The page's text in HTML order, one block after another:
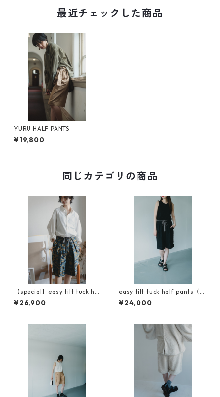
最近チェックした商品
YURU HALF PANTS
¥19,800
同じカテゴリの商品
【special】easy tilt tuck hal
f pants（イージーチルトタッ
クハーフパンツ）
¥26,900
easy tilt tuck half pants（イ
ージーチルトタックハーフパ
ンツ）
¥24,000